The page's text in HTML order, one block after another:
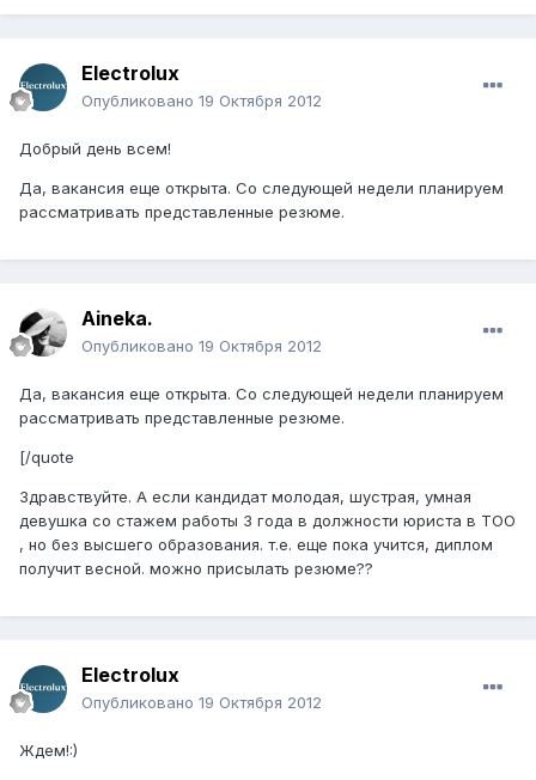
Electrolux
Опубликовано 19 Октября 2012
Добрый день всем!
Да, вакансия еще открыта. Со следующей недели планируем
рассматривать представленные резюме.
Aineka.
Опубликовано 19 Октября 2012
Да, вакансия еще открыта. Со следующей недели планируем
рассматривать представленные резюме.
[/quote
Здравствуйте. А если кандидат молодая, шустрая, умная
девушка со стажем работы 3 года в должности юриста в ТОО
, но без высшего образования. т.е. еще пока учится, диплом
получит весной. можно присылать резюме??
Electrolux
Опубликовано 19 Октября 2012
Ждем!:)